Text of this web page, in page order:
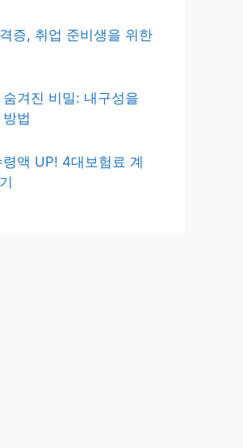
증, 취업 준비생을 위한
겨진 비밀: 내구성을
법
액 UP! 4대보험료 계